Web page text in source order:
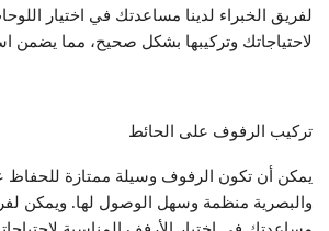
لفريق الخبراء لدينا مساعدتك في اختيار
لاحتياجاتك وتركيبها بشكل صحيح، مما يضمن
تركيب الرفوف على الحائط
يمكن أن تكون الرفوف وسيلة ممتازة للحفاظ
والبصرية منظمة وسهل الوصول لها. ويمكن